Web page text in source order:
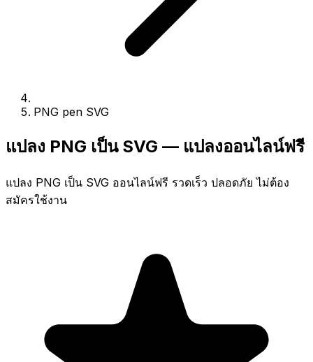
PNG pen SVG
แปลง PNG เป็น SVG — แปลงออนไลน์ฟรี
แปลง PNG เป็น SVG ออนไลน์ฟรี รวดเร็ว ปลอดภัย ไม่ต้อง
สมัครใช้งาน